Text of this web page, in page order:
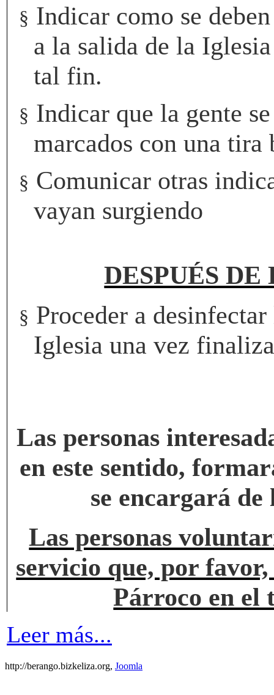
§ Indicar como se
a la salida de la
tal fin.
§ Indicar que la gente
marcados con una tira
§ Comunicar otras
vayan surgiendo
DESPUÉS
§ Proceder a
Iglesia una vez
Las personas
en este sentido,
se encargará
Las personas
servicio que, por favor,
Párroco en el
Leer más...
http://berango.bizkeliza.org, Joomla